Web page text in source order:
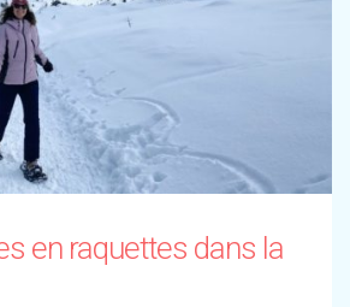
en raquettes dans la